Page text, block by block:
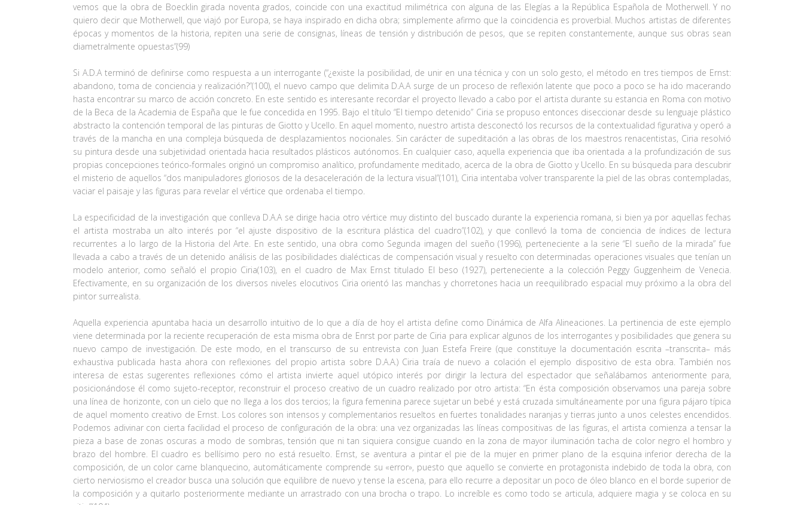
vemos que la obra de Boecklin girada noventa grados, coincide con una exactitud milimétrica con alguna de las Elegías a la República Española de Motherwell. Y no
quiero decir que Motherwell, que viajó por Europa, se haya inspirado en dicha obra; simplemente afirmo que la coincidencia es proverbial. Muchos artistas de diferentes
épocas y momentos de la historia, repiten una serie de consignas, líneas de tensión y distribución de pesos, que se repiten constantemente, aunque sus obras sean
diametralmente opuestas”(99)
Si A.D.A terminó de definirse como respuesta a un interrogante (“¿existe la posibilidad, de unir en una técnica y con un solo gesto, el método en tres tiempos de Ernst:
abandono, toma de conciencia y realización?”(100), el nuevo campo que delimita D.A.A surge de un proceso de reflexión latente que poco a poco se ha ido macerando
hasta encontrar su marco de acción concreto. En este sentido es interesante recordar el proyecto llevado a cabo por el artista durante su estancia en Roma con motivo
de la Beca de la Academia de España que le fue concedida en 1995. Bajo el título “El tiempo detenido” Ciria se propuso entonces diseccionar desde su lenguaje plástico
abstracto la contención temporal de las pinturas de Giotto y Ucello. En aquel momento, nuestro artista desconectó los recursos de la contextualidad figurativa y operó a
través de la mancha en una compleja búsqueda de desplazamientos nocionales. Sin carácter de supeditación a las obras de los maestros renacentistas, Ciria resolvió
su pintura desde una subjetividad orientada hacia resultados plásticos autónomos. En cualquier caso, aquella experiencia que iba orientada a la profundización de sus
propias concepciones teórico-formales originó un compromiso analítico, profundamente meditado, acerca de la obra de Giotto y Ucello. En su búsqueda para descubrir
el misterio de aquellos “dos manipuladores gloriosos de la desaceleración de la lectura visual”(101), Ciria intentaba volver transparente la piel de las obras contempladas,
vaciar el paisaje y las figuras para revelar el vértice que ordenaba el tiempo.
La especificidad de la investigación que conlleva D.A.A se dirige hacia otro vértice muy distinto del buscado durante la experiencia romana, si bien ya por aquellas fechas
el artista mostraba un alto interés por “el ajuste dispositivo de la escritura plástica del cuadro”(102), y que conllevó la toma de conciencia de índices de lectura
recurrentes a lo largo de la Historia del Arte. En este sentido, una obra como Segunda imagen del sueño (1996), perteneciente a la serie “El sueño de la mirada” fue
llevada a cabo a través de un detenido análisis de las posibilidades dialécticas de compensación visual y resuelto con determinadas operaciones visuales que tenían un
modelo anterior, como señaló el propio Ciria(103), en el cuadro de Max Ernst titulado El beso (1927), perteneciente a la colección Peggy Guggenheim de Venecia.
Efectivamente, en su organización de los diversos niveles elocutivos Ciria orientó las manchas y chorretones hacia un reequilibrado espacial muy próximo a la obra del
pintor surrealista.
Aquella experiencia apuntaba hacia un desarrollo intuitivo de lo que a día de hoy el artista define como Dinámica de Alfa Alineaciones. La pertinencia de este ejemplo
viene determinada por la reciente recuperación de esta misma obra de Enrst por parte de Ciria para explicar algunos de los interrogantes y posibilidades que genera su
nuevo campo de investigación. De este modo, en el transcurso de su entrevista con Juan Estefa Freire (que constituye la documentación escrita –transcrita– más
exhaustiva publicada hasta ahora con reflexiones del propio artista sobre D.A.A.) Ciria traía de nuevo a colación el ejemplo dispositivo de esta obra. También nos
interesa de estas sugerentes reflexiones cómo el artista invierte aquel utópico interés por dirigir la lectura del espectador que señalábamos anteriormente para,
posicionándose él como sujeto-receptor, reconstruir el proceso creativo de un cuadro realizado por otro artista: “En ésta composición observamos una pareja sobre
una línea de horizonte, con un cielo que no llega a los dos tercios; la figura femenina parece sujetar un bebé y está cruzada simultáneamente por una figura pájaro típica
de aquel momento creativo de Ernst. Los colores son intensos y complementarios resueltos en fuertes tonalidades naranjas y tierras junto a unos celestes encendidos.
Podemos adivinar con cierta facilidad el proceso de configuración de la obra: una vez organizadas las líneas compositivas de las figuras, el artista comienza a tensar la
pieza a base de zonas oscuras a modo de sombras, tensión que ni tan siquiera consigue cuando en la zona de mayor iluminación tacha de color negro el hombro y
brazo del hombre. El cuadro es bellísimo pero no está resuelto. Ernst, se aventura a pintar el pie de la mujer en primer plano de la esquina inferior derecha de la
composición, de un color carne blanquecino, automáticamente comprende su «error», puesto que aquello se convierte en protagonista indebido de toda la obra, con
cierto nerviosismo el creador busca una solución que equilibre de nuevo y tense la escena, para ello recurre a depositar un poco de óleo blanco en el borde superior de
la composición y a quitarlo posteriormente mediante un arrastrado con una brocha o trapo. Lo increíble es como todo se articula, adquiere magia y se coloca en su